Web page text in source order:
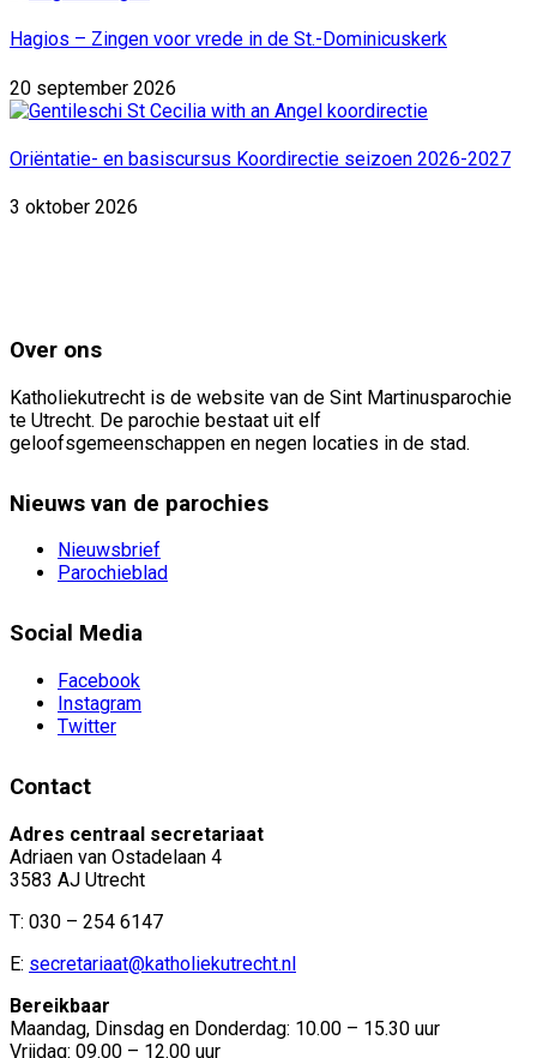
Hagios – Zingen voor vrede in de St.-Dominicuskerk
20 september 2026
Oriëntatie- en basiscursus Koordirectie seizoen 2026-2027
3 oktober 2026
Over ons
Katholiekutrecht is de website van de Sint Martinusparochie
te Utrecht. De parochie bestaat uit elf
geloofsgemeenschappen en negen locaties in de stad.
Nieuws van de parochies
Nieuwsbrief
Parochieblad
Social Media
Facebook
Instagram
Twitter
Contact
Adres centraal secretariaat
Adriaen van Ostadelaan 4
3583 AJ Utrecht
T: 030 – 254 6147
E: secretariaat@katholiekutrecht.nl
Bereikbaar
Maandag, Dinsdag en Donderdag: 10.00 – 15.30 uur
Vrijdag: 09.00 – 12.00 uur